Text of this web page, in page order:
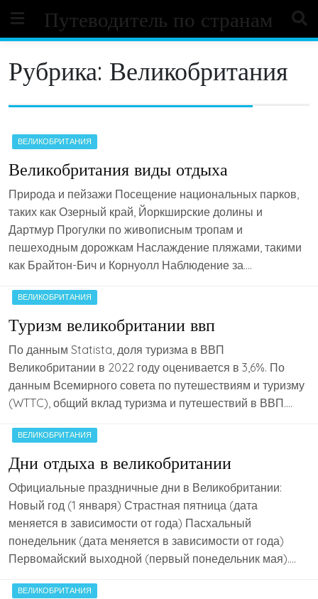
content
Путеводитель по странам
Рубрика: Великобритания
ВЕЛИКОБРИТАНИЯ
Великобритания виды отдыха
Природа и пейзажи Посещение национальных парков,
таких как Озерный край, Йоркширские долины и
Дартмур Прогулки по живописным тропам и
пешеходным дорожкам Наслаждение пляжами, такими
как Брайтон-Бич и Корнуолл Наблюдение за….
ВЕЛИКОБРИТАНИЯ
Туризм великобритании ввп
По данным Statista, доля туризма в ВВП
Великобритании в 2022 году оценивается в 3,6%. По
данным Всемирного совета по путешествиям и туризму
(WTTC), общий вклад туризма и путешествий в ВВП….
ВЕЛИКОБРИТАНИЯ
Дни отдыха в великобритании
Официальные праздничные дни в Великобритании:
Новый год (1 января) Страстная пятница (дата
меняется в зависимости от года) Пасхальный
понедельник (дата меняется в зависимости от года)
Первомайский выходной (первый понедельник мая)….
ВЕЛИКОБРИТАНИЯ